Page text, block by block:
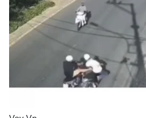
Thế giới thể thao
eSports
Hậu trường